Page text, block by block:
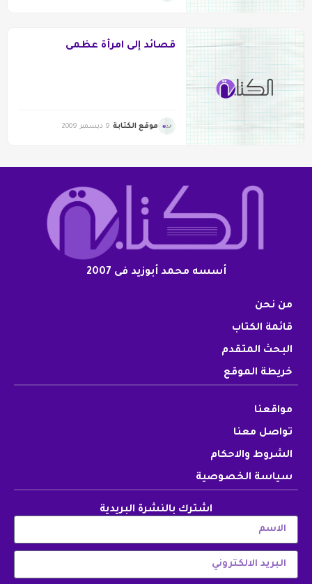
قصائد إلى امرأة عظمى
موقع الكتابة 9 ديسمبر 2009
أسسه محمد أبوزيد فى 2007
من نحن
قائمة الكتاب
البحث المتقدم
خريطة الموقع
مواقعنا
تواصل معنا
الشروط والاحكام
سياسة الخصوصية
اشترك بالنشرة البريدية